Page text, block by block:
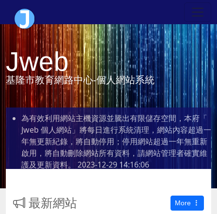
Jweb
基隆市教育網路中心-個人網站系統
為有效利用網站主機資源並騰出有限儲存空間，本府「
Jweb 個人網站」將每日進行系統清理，網站內容超過一
年無更新紀錄，將自動停用；停用網站超過一年無重新
啟用，將自動刪除網站所有資料，請網站管理者確實維
護及更新資料。 2023-12-29 14:16:06
最新網站 More